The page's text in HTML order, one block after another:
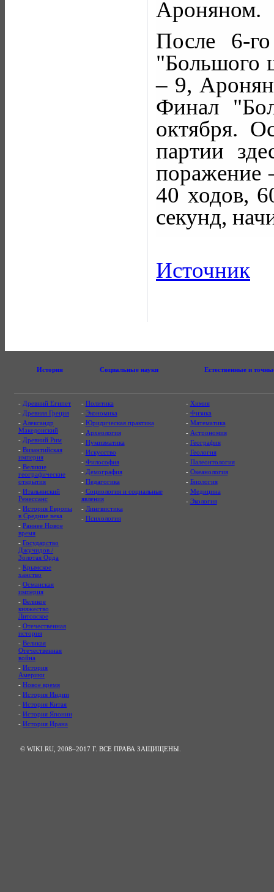
Ароняном.
После 6-
"Большого
– 9,
Финал
октября.
партии
поражение
40 ходов,
секунд,
Источник
История Социальные науки Естественные и
- Древний Египет
- Древняя Греция
- Александр
Македонский
- Древний Рим
- Византийская
империя
- Великие
географические
открытия
- Итальянский
Ренессанс
- История Европы
в Средние века
- Раннее Новое
время
- Государство
Джучидов /
Золотая Орда
- Крымское
ханство
- Османская
империя
- Великое
княжество
Литовское
- Отечественная
история
- Великая
Отечественная
война
- История
Америки
- Новое время
- История Индии
- История Китая
- История Японии
- История Ирана
- Политика
- Экономика
- Юридическая практика
- Археология
- Нумизматика
- Искусство
- Философия
- Демография
- Педагогика
- Социология и социальные
явления
- Лингвистика
- Психология
- Химия
- Физика
- Математика
- Астрономия
- География
- Геология
- Палеонтология
- Океанология
- Биология
- Медицина
- Экология
© WIKI.RU, 2008–2017 Г. ВСЕ ПРАВА ЗАЩИЩЕНЫ.